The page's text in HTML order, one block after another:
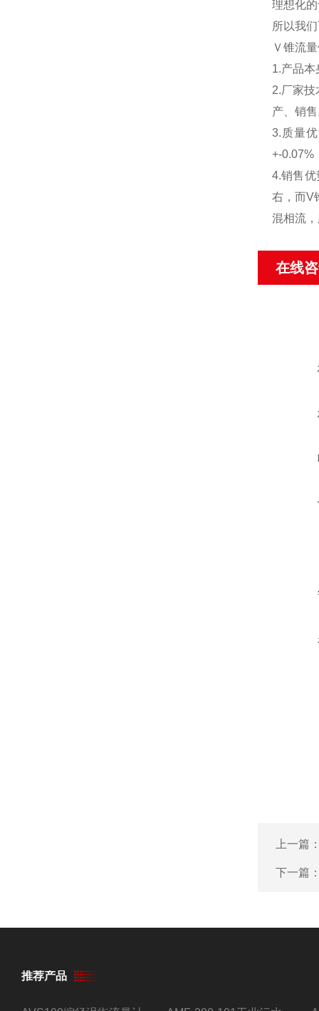
理想化
所以我
Ｖ锥流
1.产品
2.厂家
产、销
3.质量
+-0.07%
4.销售
右，而V
混相流
在线
上一篇
下一篇
推荐产品